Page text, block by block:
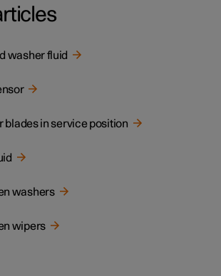
washer fluid
blades in service position
washers
wipers